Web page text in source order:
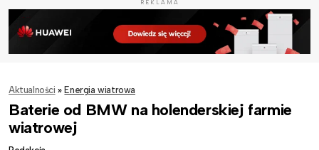
REKLAMA
Aktualności » Energia wiatrowa
Baterie od BMW na holenderskiej farmie
wiatrowej